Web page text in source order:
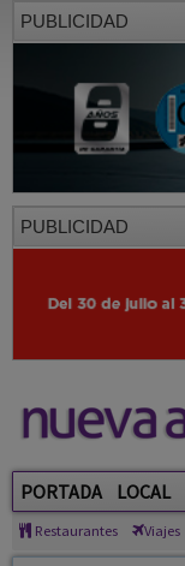
PUBLICIDAD
PUBLICIDAD
PORTADA LOCAL
Restaurantes Viajes